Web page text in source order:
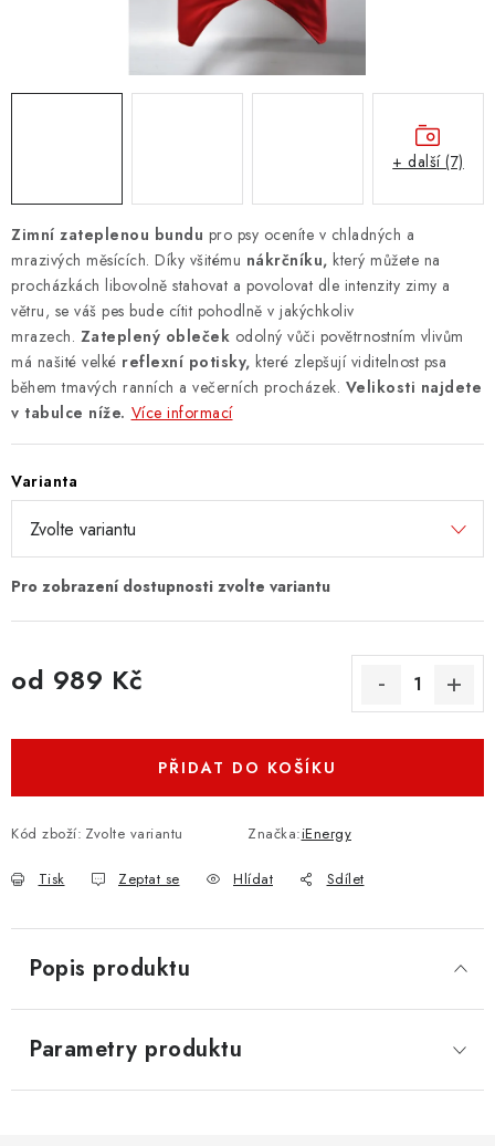
Jak vyměnit či vrátit zboží
Podmínky ochrany osobních údajů
Obchodní podmínky
Doprava a platba Moje objednávka
Zimní zateplenou bundu pro psy oceníte v chladných a
mrazivých měsících. Díky všitému nákrčníku, který můžete na
procházkách libovolně stahovat a povolovat dle intenzity zimy a
větru, se váš pes bude cítit pohodlně v jakýchkoliv
mrazech. Zateplený obleček odolný vůči povětrnostním vlivům
má našité velké reflexní potisky, které zlepšují viditelnost psa
během tmavých ranních a večerních procházek. Velikosti najdete
v tabulce níže. Více informací
Varianta
od 989 Kč
PŘIDAT DO KOŠÍKU
Kód zboží: Zvolte variantu Značka:iEnergy
Tisk Zeptat se Hlídat Sdílet
+ další (7)
Popis produktu
Parametry produktu